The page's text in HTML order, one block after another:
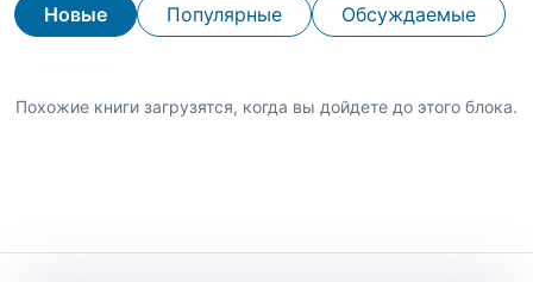
Новые Популярные Обсуждаемые
Похожие книги загрузятся, когда вы дойдете до этого блока.